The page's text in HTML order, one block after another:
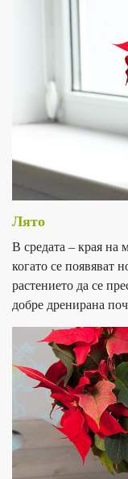
Лято
В средата – края на
когато се появяват
растението да се
добре дренирана